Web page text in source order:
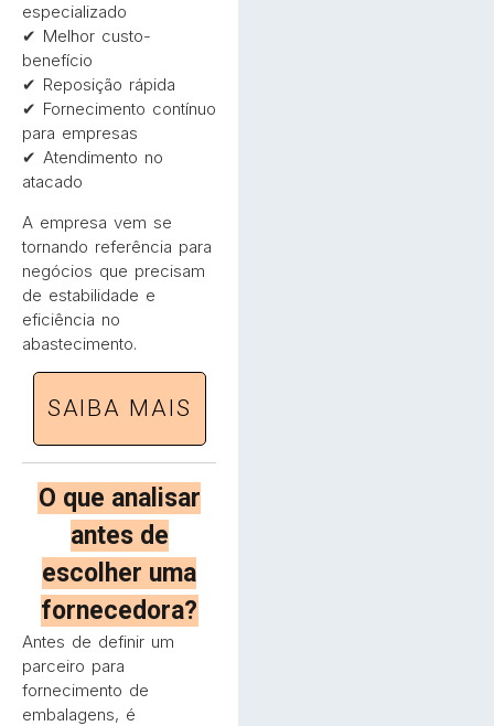
especializado
✔ Melhor custo-
benefício
✔ Reposição rápida
✔ Fornecimento contínuo
para empresas
✔ Atendimento no
atacado
A empresa vem se
tornando referência para
negócios que precisam
de estabilidade e
eficiência no
abastecimento.
SAIBA MAIS
O que analisar
antes de
escolher uma
fornecedora?
Antes de definir um
parceiro para
fornecimento de
embalagens, é